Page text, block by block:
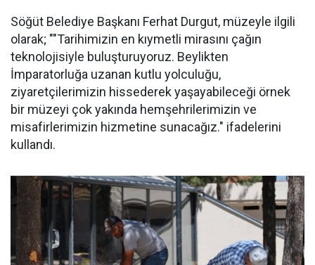
Söğüt Belediye Başkanı Ferhat Durgut, müzeyle ilgili
olarak; ""Tarihimizin en kıymetli mirasını çağın
teknolojisiyle buluşturuyoruz. Beylikten
İmparatorluğa uzanan kutlu yolculuğu,
ziyaretçilerimizin hissederek yaşayabileceği örnek
bir müzeyi çok yakında hemşehrilerimizin ve
misafirlerimizin hizmetine sunacağız." ifadelerini
kullandı.